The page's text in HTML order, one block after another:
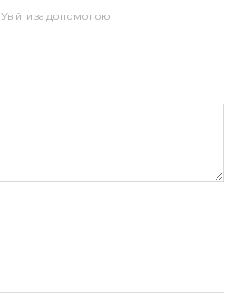
Увійти за допомогою